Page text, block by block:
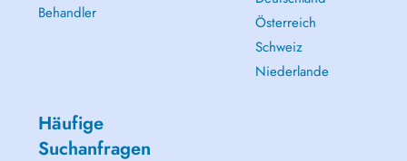
Behandler
Österreich
Schweiz
Niederlande
Häufige
Suchanfragen